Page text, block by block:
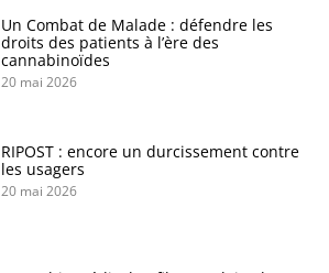
Un Combat de Malade : défendre les
droits des patients à l’ère des
cannabinoïdes
20 mai 2026
RIPOST : encore un durcissement contre
les usagers
20 mai 2026